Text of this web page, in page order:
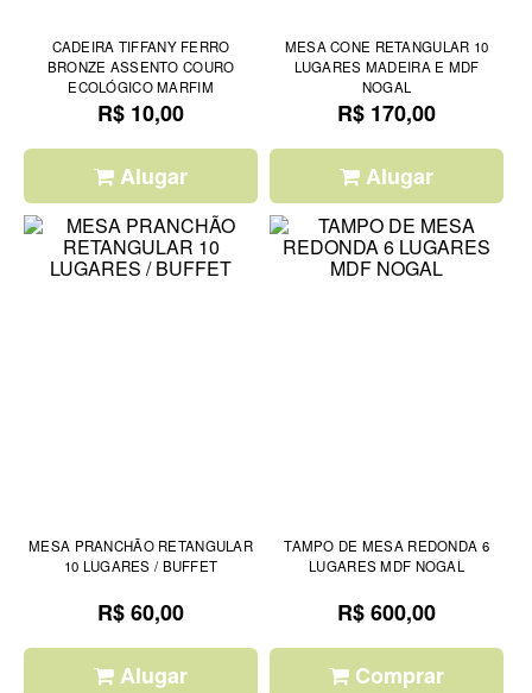
CADEIRA TIFFANY FERRO
BRONZE ASSENTO COURO
ECOLÓGICO MARFIM
R$ 10,00
Alugar
MESA CONE RETANGULAR 10
LUGARES MADEIRA E MDF
NOGAL
R$ 170,00
Alugar
MESA PRANCHÃO RETANGULAR
10 LUGARES / BUFFET
R$ 60,00
Alugar
TAMPO DE MESA REDONDA 6
LUGARES MDF NOGAL
R$ 600,00
Comprar